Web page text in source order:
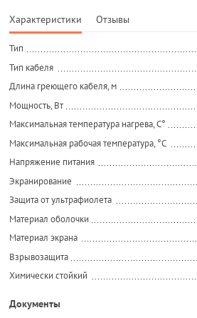
Характеристики Отзывы
Тип
Тип кабеля
Длина греющего кабеля, м
Мощность, Вт
Максимальная температура нагрева, С°
Максимальная рабочая температура, °C
Напряжение питания
Экранирование
Защита от ультрафиолета
Материал оболочки
Материал экрана
Взрывозащита
Химически стойкий
Документы